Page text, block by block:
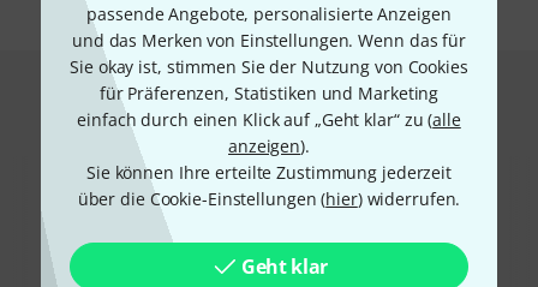
passende Angebote, personalisierte Anzeigen
und das Merken von Einstellungen. Wenn das für
Sie okay ist, stimmen Sie der Nutzung von Cookies
für Präferenzen, Statistiken und Marketing
einfach durch einen Klick auf „Geht klar“ zu (alle
anzeigen).
Sie können Ihre erteilte Zustimmung jederzeit
über die Cookie-Einstellungen (hier) widerrufen.
Geht klar
Das kauften Kunden, die sich dieses
Produkt angesehen haben